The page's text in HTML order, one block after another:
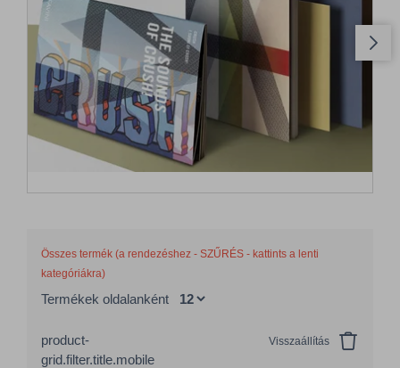
Összes termék (a rendezéshez - SZŰRÉS - kattints a lenti
kategóriákra)
Termékek oldalanként
product-
grid.filter.title.mobile
Visszaállítás